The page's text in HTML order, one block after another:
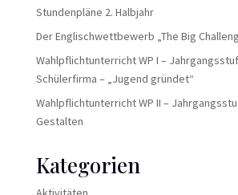
Stundenpläne 2. Halbjahr
Der Englischwettbewerb „The Big
Wahlpflichtunterricht WP I –
Schülerfirma – „Jugend gründet“
Wahlpflichtunterricht WP II –
Gestalten
Kategorien